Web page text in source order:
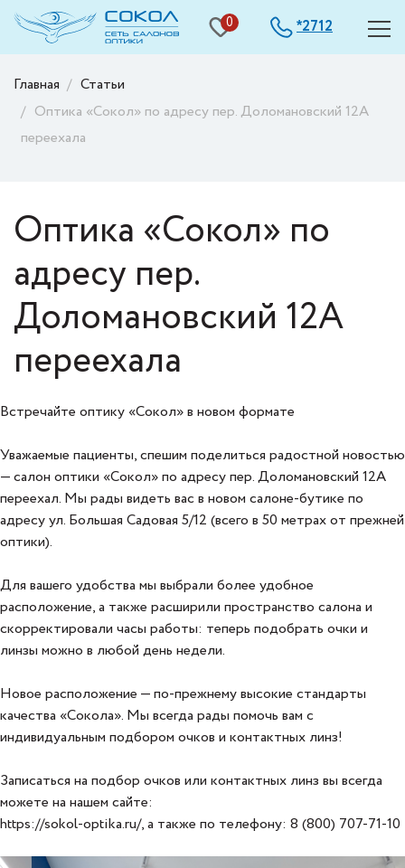
0 *2712
Главная
Статьи
Оптика «Сокол» по адресу пер. Доломановский 12А
переехала
Оптика «Сокол» по
адресу пер.
Доломановский 12А
переехала
Встречайте оптику «Сокол» в новом формате
Уважаемые пациенты, спешим поделиться радостной новостью
— салон оптики «Сокол» по адресу пер. Доломановский 12А
переехал. Мы рады видеть вас в новом салоне-бутике по
адресу ул. Большая Садовая 5/12 (всего в 50 метрах от прежней
оптики).
Для вашего удобства мы выбрали более удобное
расположение, а также расширили пространство салона и
скорректировали часы работы: теперь подобрать очки и
линзы можно в любой день недели.
Новое расположение — по-прежнему высокие стандарты
качества «Сокола». Мы всегда рады помочь вам с
индивидуальным подбором очков и контактных линз!
Записаться на подбор очков или контактных линз вы всегда
можете на нашем сайте:
https://sokol-optika.ru/, а также по телефону: 8 (800) 707-71-10